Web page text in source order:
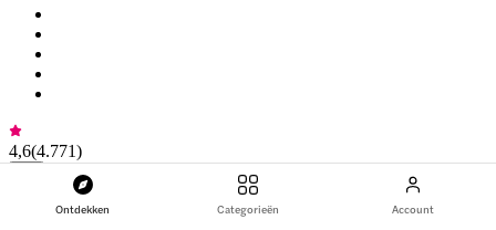
Ontdekken Categorieën Account
4,6(4.771)
Combo (Bespaar 30%): Vlindertuinen Abu Dhabi + Qasr Al Watan
Tickets